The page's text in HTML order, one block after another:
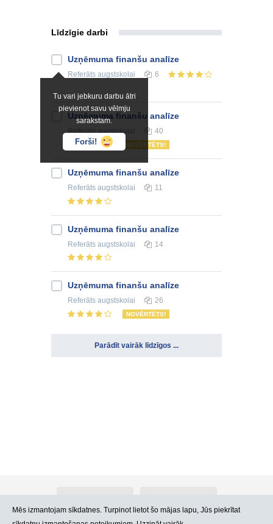
Līdzīgie darbi
Tu vari jebkuru darbu ātri
pievienot savu vēlmju
sarakstam.
Forši!
Uzņēmuma finanšu analīze
Referāts augstskolai 6
Uzņēmuma finanšu analīze
Referātsaugstskolai 40
NOVĒRTĒTS!
Uzņēmuma finanšu analīze
Referāts augstskolai 11
Uzņēmuma finanšu analīze
Referāts augstskolai 14
Uzņēmuma finanšu analīze
Referāts augstskolai 26
NOVĒRTĒTS!
Parādīt vairāk līdzīgos ...
Mēs izmantojam sīkdatnes. Turpinot lietot šo mājas lapu, Jūs piekrītat